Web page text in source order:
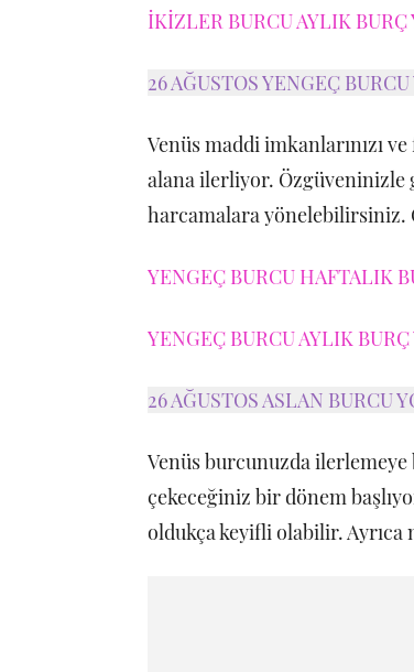
İKİZLER BURCU AYLIK
26 AĞUSTOS YENGEÇ
Venüs maddi imkanlarınızı
alana ilerliyor. Özgüveninizle
harcamalara yönelebilirsiniz.
YENGEÇ BURCU HAFTALIK
YENGEÇ BURCU AYLIK
26 AĞUSTOS ASLAN BURCU
Venüs burcunuzda
çekeceğiniz bir dönem
oldukça keyifli olabilir. Ayrıca